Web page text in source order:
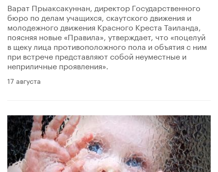
Варат Прыаксакуннан, директор Государственного
бюро по делам учащихся, скаутского движения и
молодежного движения Красного Креста Таиланда,
поясняя новые «Правила», утверждает, что «поцелуй
в щеку лица противоположного пола и объятия с ним
при встрече представляют собой неуместные и
неприличные проявления».
17 августа